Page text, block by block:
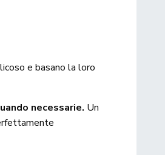
e basano la loro
necessarie. Un